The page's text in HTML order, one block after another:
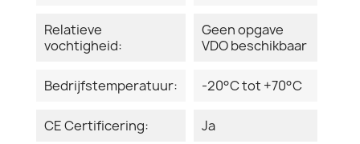
Relatieve
vochtigheid:
Geen opgave
VDO beschikbaar
Bedrijfstemperatuur: -20°C tot +70°C
CE Certificering: Ja